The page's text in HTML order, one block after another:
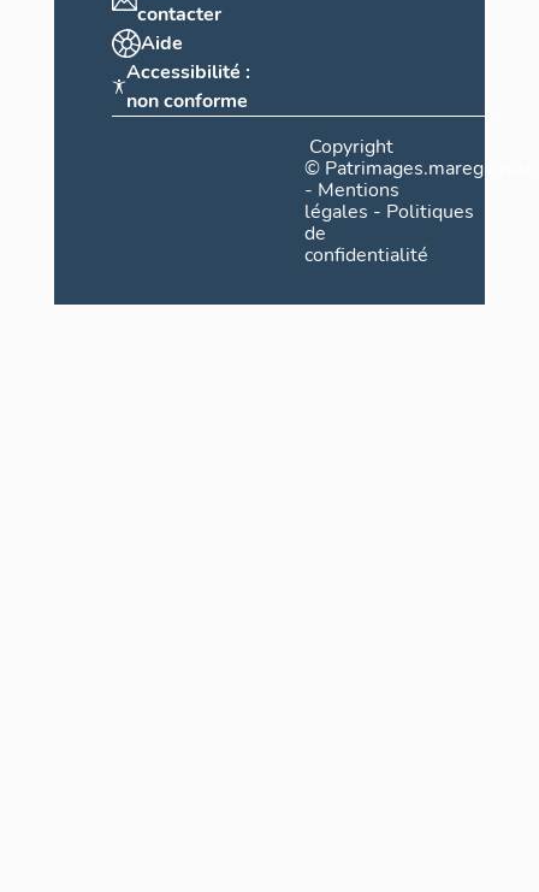
contacter
Aide
Accessibilité :
non conforme
Copyright
©
- Mentions
légales - Politiques
de
confidentialité